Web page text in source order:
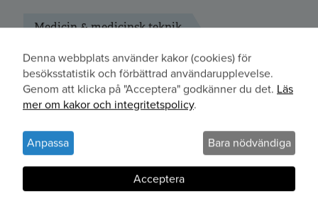
Medicin & medicinsk teknik
Kartläggning av okända minnesceller
kan ge bättre vaccin
Användning
av
personuppgifter
och
kakor
Denna webbplats använder kakor (cookies) för
besöksstatistik och förbättrad användarupplevelse.
Genom att klicka på "Acceptera" godkänner du det. Läs
mer om kakor och integritetspolicy.
Anpassa Bara nödvändiga
Acceptera